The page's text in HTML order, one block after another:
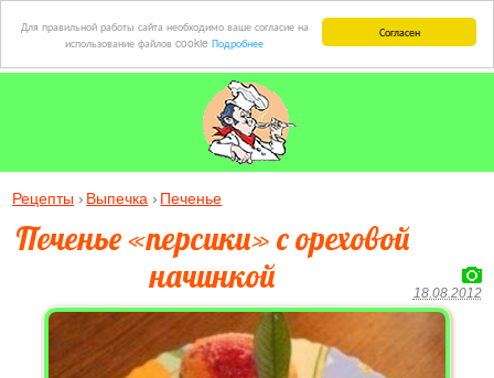
Согласен
Для правильной работы сайта необходимо ваше согласие на
использование файлов cookie Подробнее
Рецепты Выпечка Печенье
Печенье «персики» с ореховой
начинкой
18.08.2012